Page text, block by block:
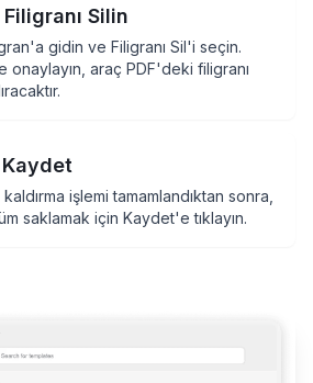
Silin
gidin ve Filigranı Sil'i seçin.
onaylayın, araç PDF'deki filigranı
Kaydet
işlemi tamamlandıktan sonra,
saklamak için Kaydet'e tıklayın.